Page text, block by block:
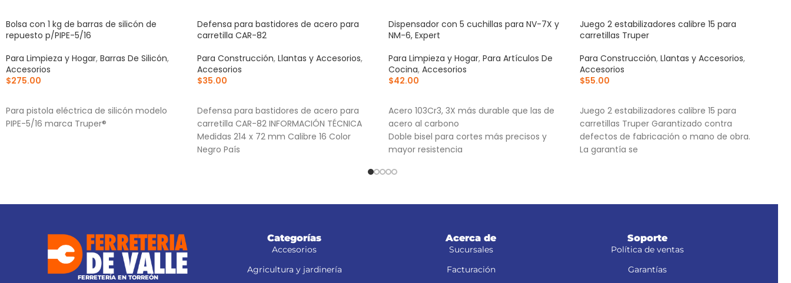
Bolsa con 1 kg de barras de silicón de
repuesto p/PIPE-5/16
Para Limpieza y Hogar, Barras De Silicón,
Accesorios
$275.00
Para pistola eléctrica de silicón modelo
PIPE-5/16 marca Truper®
Defensa para bastidores de acero para
carretilla CAR-82
Para Construcción, Llantas y Accesorios,
Accesorios
$35.00
Defensa para bastidores de acero para
carretilla CAR-82 INFORMACIÓN TÉCNICA
Medidas 214 x 72 mm Calibre 16 Color
Negro País
Dispensador con 5 cuchillas para NV-7X y
NM-6, Expert
Para Limpieza y Hogar, Para Artículos De
Cocina, Accesorios
$42.00
Acero 103Cr3, 3X más durable que las de
acero al carbono
Doble bisel para cortes más precisos y
mayor resistencia
NV-6X
Juego 2 estabilizadores calibre 15 para
carretillas Truper
Para Construcción, Llantas y Accesorios,
Accesorios
$55.00
Juego 2 estabilizadores calibre 15 para
carretillas Truper Garantizado contra
defectos de fabricación o mano de obra.
La garantía se
FERRETERÍA EN TORREÓN
Categorías
Accesorios
Agricultura y jardinería
Acerca de
Sucursales
Facturación
Soporte
Política de ventas
Garantías